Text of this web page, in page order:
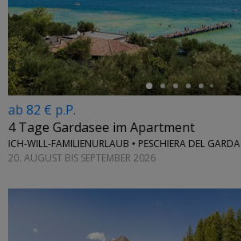
←
ab 82 € p.P.
4 Tage Gardasee im Apartment
ICH-WILL-FAMILIENURLAUB • PESCHIERA DEL GARDA
20. AUGUST BIS SEPTEMBER 2026